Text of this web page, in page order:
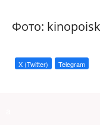
Фото:
X (Twitter) Telegram